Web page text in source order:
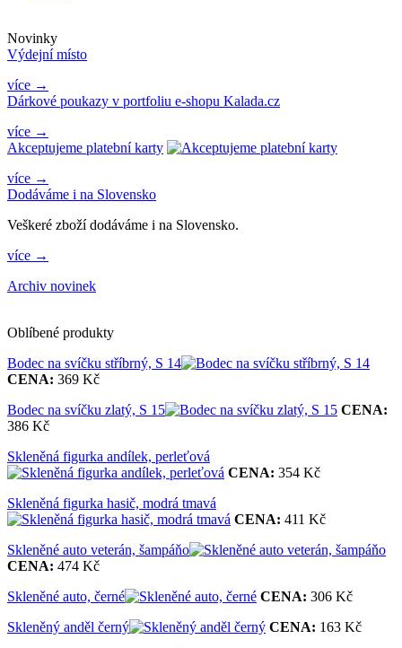
Novinky
Výdejní místo
více →
Dárkové poukazy v portfoliu e-shopu Kalada.cz
více →
Akceptujeme platební karty
více →
Dodáváme i na Slovensko
Veškeré zboží dodáváme i na Slovensko.
více →
Archiv novinek
Oblíbené produkty
Bodec na svíčku stříbrný, S 14
CENA: 369 Kč
Bodec na svíčku zlatý, S 15
CENA:
386 Kč
Skleněná figurka andílek, perleťová
CENA: 354 Kč
Skleněná figurka hasič, modrá tmavá
CENA: 411 Kč
Skleněné auto veterán, šampáňo
CENA: 474 Kč
Skleněné auto, černé
CENA: 306 Kč
Skleněný anděl černý
CENA: 163 Kč